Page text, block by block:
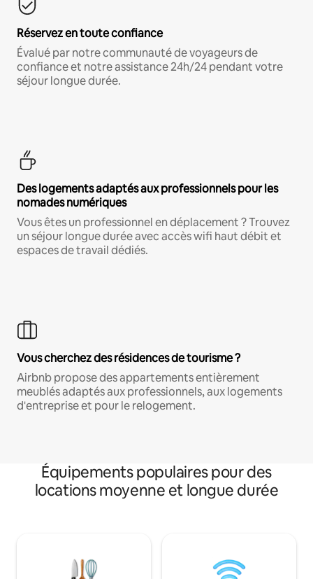
Réservez en toute confiance
Évalué par notre communauté de voyageurs de
confiance et notre assistance 24h/24 pendant votre
séjour longue durée.
Des logements adaptés aux professionnels pour les
nomades numériques
Vous êtes un professionnel en déplacement ? Trouvez
un séjour longue durée avec accès wifi haut débit et
espaces de travail dédiés.
Vous cherchez des résidences de tourisme ?
Airbnb propose des appartements entièrement
meublés adaptés aux professionnels, aux logements
d'entreprise et pour le relogement.
Équipements populaires pour des
locations moyenne et longue durée